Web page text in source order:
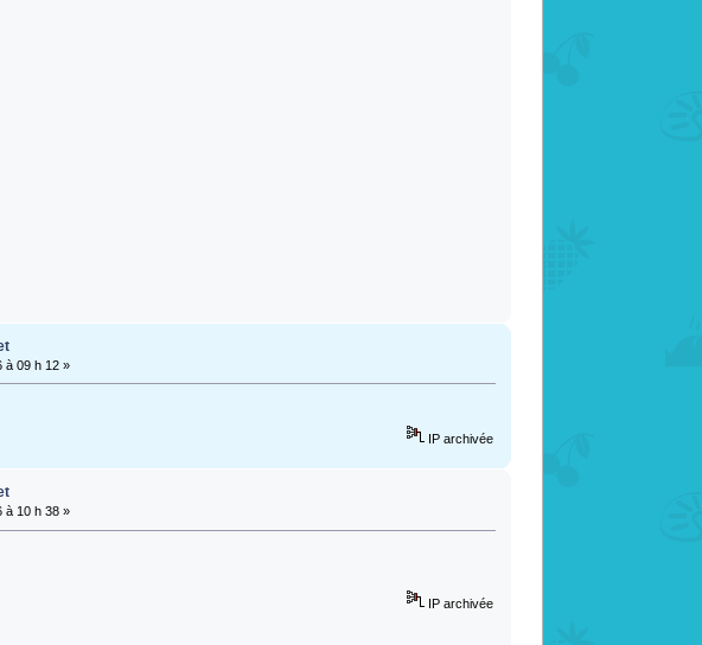
à 09 h 12 »
IP archivée
à 10 h 38 »
IP archivée